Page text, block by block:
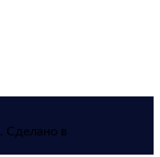
. Сделано в